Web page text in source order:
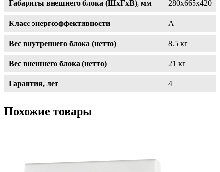
Габариты внешнего блока (ШxГxВ), мм 280x665x420
Класс энергоэффективности A
Вес внутреннего блока (нетто) 8.5 кг
Вес внешнего блока (нетто) 21 кг
Гарантия, лет 4
Похожие товары